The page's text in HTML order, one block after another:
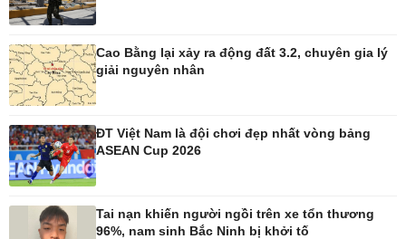
Tư vấn luật
Lịch thi đấu bóng đá
Ô tô - Xe máy
Ô tô
Tư vấn
Doanh nhân
Cao Bằng lại xảy ra động đất 3.2, chuyên gia lý
giải nguyên nhân
ĐT Việt Nam là đội chơi đẹp nhất vòng bảng
ASEAN Cup 2026
Tai nạn khiến người ngồi trên xe tổn thương
96%, nam sinh Bắc Ninh bị khởi tố